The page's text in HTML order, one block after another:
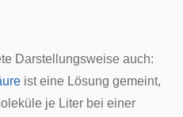
Darstellungsweise auch:
ist eine Lösung gemeint,
je Liter bei einer